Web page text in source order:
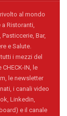
al mondo
Ristoranti,
Bar,
e Salute.
i mezzi del
IN, le
le newsletter
i canali video
Linkedin,
e il canale